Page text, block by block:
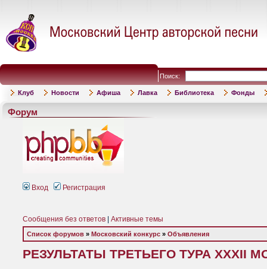
Поиск:
Клуб Новости Афиша Лавка Библиотека Фонды
Форум
Вход Регистрация
Сообщения без ответов Активные темы
Список форумов » Московский конкурс » Объявления
РЕЗУЛЬТАТЫ ТРЕТЬЕГО ТУРА XXXII